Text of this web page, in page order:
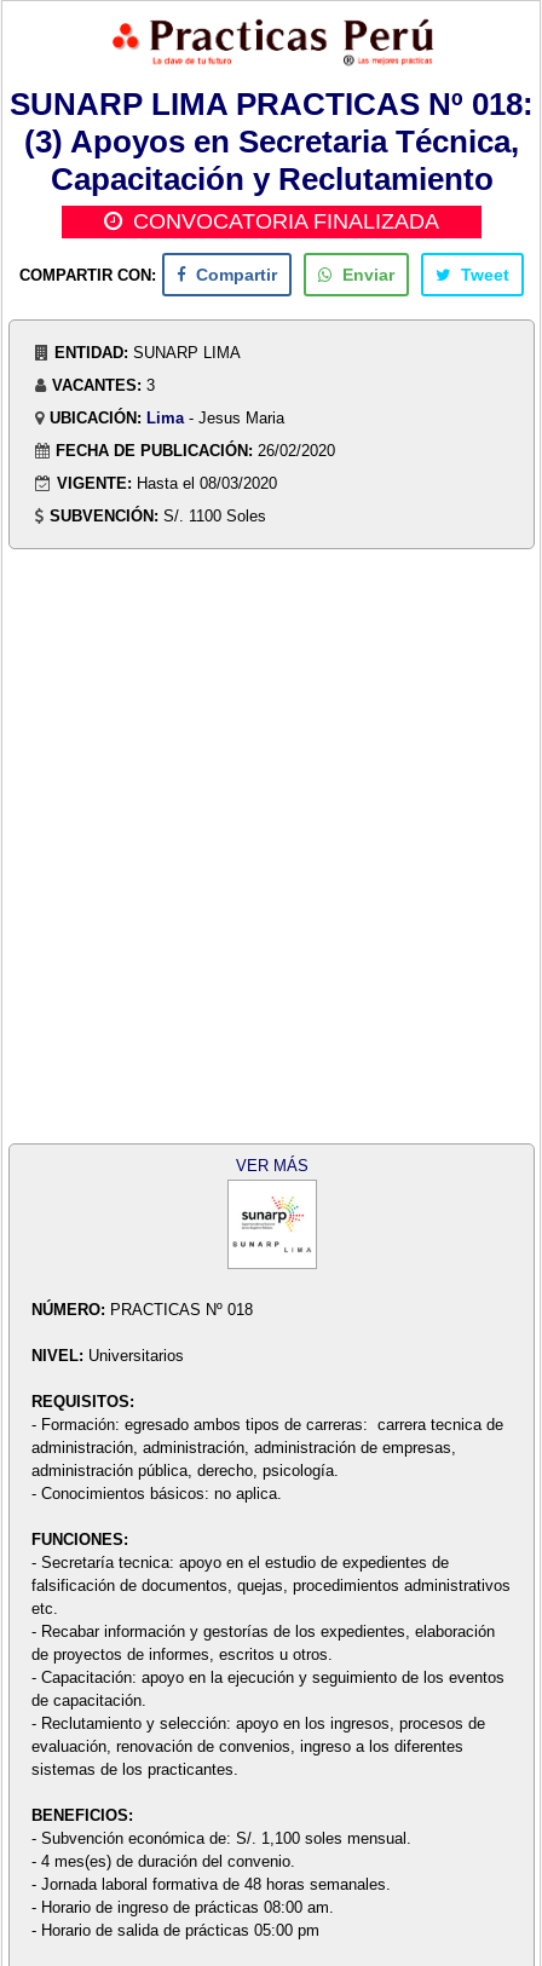
SUNARP LIMA PRACTICAS Nº 018:
(3) Apoyos en Secretaria Técnica,
Capacitación y Reclutamiento
CONVOCATORIA FINALIZADA
COMPARTIR CON: Compartir Enviar Tweet
ENTIDAD: SUNARP LIMA
VACANTES: 3
UBICACIÓN: Lima - Jesus Maria
FECHA DE PUBLICACIÓN: 26/02/2020
VIGENTE: Hasta el 08/03/2020
SUBVENCIÓN: S/. 1100 Soles
VER MÁS
NÚMERO: PRACTICAS Nº 018
NIVEL: Universitarios
REQUISITOS:
- Formación: egresado ambos tipos de carreras: carrera tecnica de
administración, administración, administración de empresas,
administración pública, derecho, psicología.
- Conocimientos básicos: no aplica.
FUNCIONES:
- Secretaría tecnica: apoyo en el estudio de expedientes de
falsificación de documentos, quejas, procedimientos administrativos
etc.
- Recabar información y gestorías de los expedientes, elaboración
de proyectos de informes, escritos u otros.
- Capacitación: apoyo en la ejecución y seguimiento de los eventos
de capacitación.
- Reclutamiento y selección: apoyo en los ingresos, procesos de
evaluación, renovación de convenios, ingreso a los diferentes
sistemas de los practicantes.
BENEFICIOS:
- Subvención económica de: S/. 1,100 soles mensual.
- 4 mes(es) de duración del convenio.
- Jornada laboral formativa de 48 horas semanales.
- Horario de ingreso de prácticas 08:00 am.
- Horario de salida de prácticas 05:00 pm